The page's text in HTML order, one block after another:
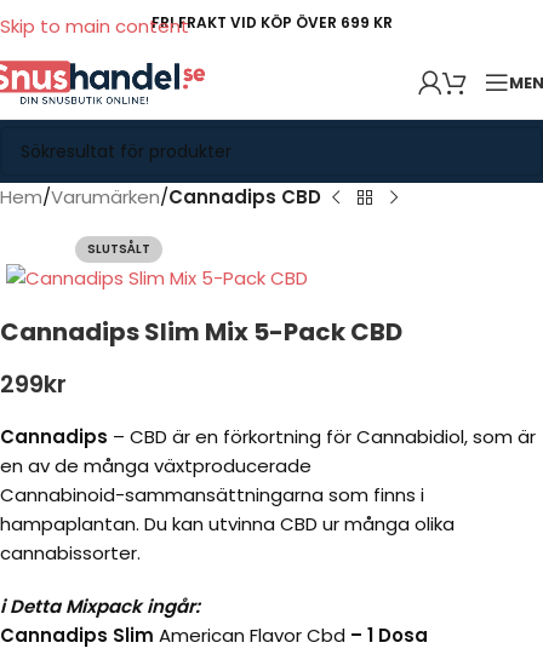
Skip to main contentFRI FRAKT VID KÖP ÖVER 699 KR
Hem Varumärken Cannadips CBD
SLUTSÅLT
Cannadips Slim Mix 5-Pack CBD
299kr
Cannadips – CBD är en förkortning för Cannabidiol, som är
en av de många växtproducerade
Cannabinoid-sammansättningarna som finns i
hampaplantan. Du kan utvinna CBD ur många olika
cannabissorter.
i Detta Mixpack ingår:
Cannadips Slim American Flavor Cbd – 1 Dosa